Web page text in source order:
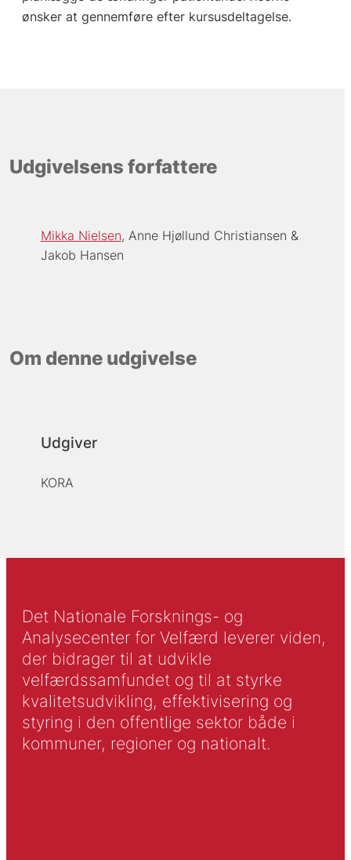
ønsker at gennemføre efter kursusdeltagelse.
Udgivelsens forfattere
Mikka Nielsen Anne Hjøllund Christiansen
Jakob Hansen
Om denne udgivelse
Udgiver
KORA
Det Nationale Forsknings- og
Analysecenter for Velfærd leverer viden,
der bidrager til at udvikle
velfærdssamfundet og til at styrke
kvalitetsudvikling, effektivisering og
styring i den offentlige sektor både i
kommuner, regioner og nationalt.